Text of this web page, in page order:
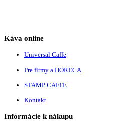
Káva online
Universal Caffe
Pre firmy a HORECA
STAMP CAFFE
Kontakt
Informácie k nákupu